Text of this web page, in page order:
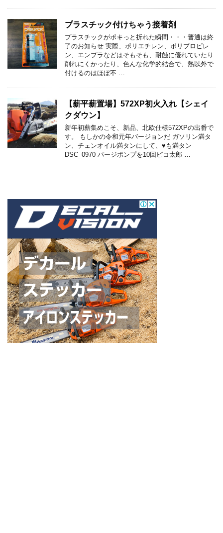
プラスチック付けちゃう接着剤
プラスチックがポキっと折れた瞬間・・・普通は終
了のお知らせ 実際、ポリエチレン、ポリプロピレ
ン、エンプラなどはそもそも、耐蝕に優れていたり
削れにくかったり、色んな化学的結合で、熱以外で
付けるのはほぼ不 …
【薪平薪置場】572XP初火入れ【シェイ
クダウン】
新年初薪集めこそ、新品、北欧仕様572XPの出番で
す。 もしかの令和元年バージョンだ ガソリン満タ
ン、チェンオイル満タンにして、♥も満タン
DSC_0970 パージポンプを10回ピコ太郎 …